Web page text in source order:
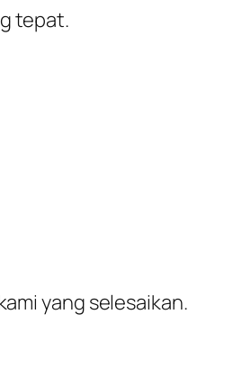
tepat.
yang selesaikan.